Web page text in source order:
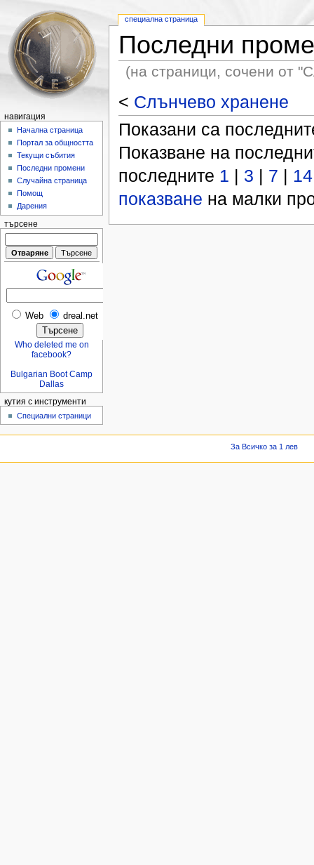
Последни
(на страници, сочени от
< Слънчево хранене
Показани са
Показване на
последните 1 | 3 | 7 | 14
показване на малки
специална страница
навигация
Начална страница
Портал за общността
Текущи събития
Последни промени
Случайна страница
Помощ
Дарения
търсене
Web dreal.net
Who deleted me on
facebook?
Bulgarian Boot Camp
Dallas
кутия с инструменти
Специални страници
За Всичко за 1 лев